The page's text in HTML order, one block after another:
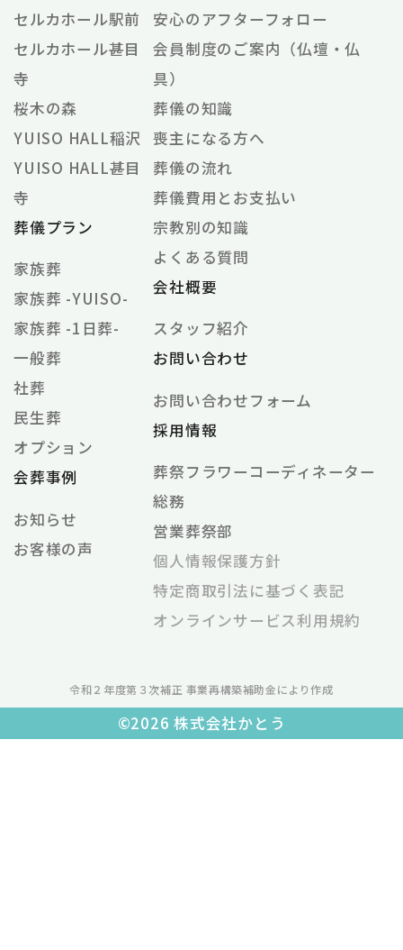
YUISO HALL稲沢
YUISO HALL甚目
寺
葬儀プラン
家族葬
家族葬 -YUISO-
家族葬 -1日葬-
一般葬
社葬
民生葬
オプション
会葬事例
お知らせ
お客様の声
喪主になる方へ
葬儀の流れ
葬儀費用とお支払い
宗教別の知識
よくある質問
会社概要
スタッフ紹介
お問い合わせ
営業葬祭部
個⼈情報保護⽅針
特定商取引法に基づく表記
オンラインサービス利⽤規約
令和２年度第３次補正 事業再構築補助金により作成
©2026 株式会社かとう